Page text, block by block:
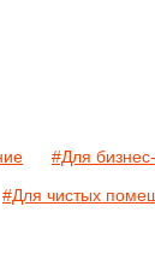
#Для
#Для чистых